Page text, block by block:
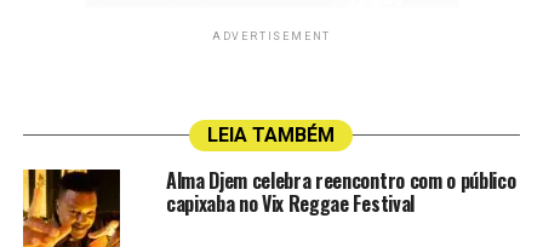
A dupla capixaba Breno e Bernardo.Foto: Divulgação
O evento é realizado no Parque do Peão, em Barretos
ADVERTISEMENT
LEIA TAMBÉM
Alma Djem celebra reencontro com o público
capixaba no Vix Reggae Festival